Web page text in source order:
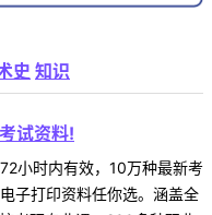
史 知识
试资料!
小时内有效，10万种最新考
子打印资料任你选。涵盖全